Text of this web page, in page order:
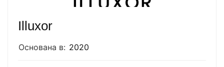
Illuxor
Основана в: 2020